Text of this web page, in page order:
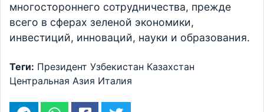
многостороннего сотрудничества, прежде
всего в сферах зеленой экономики,
инвестиций, инноваций, науки и образования.
Теги: Президент Узбекистан Казахстан
Центральная Азия Италия